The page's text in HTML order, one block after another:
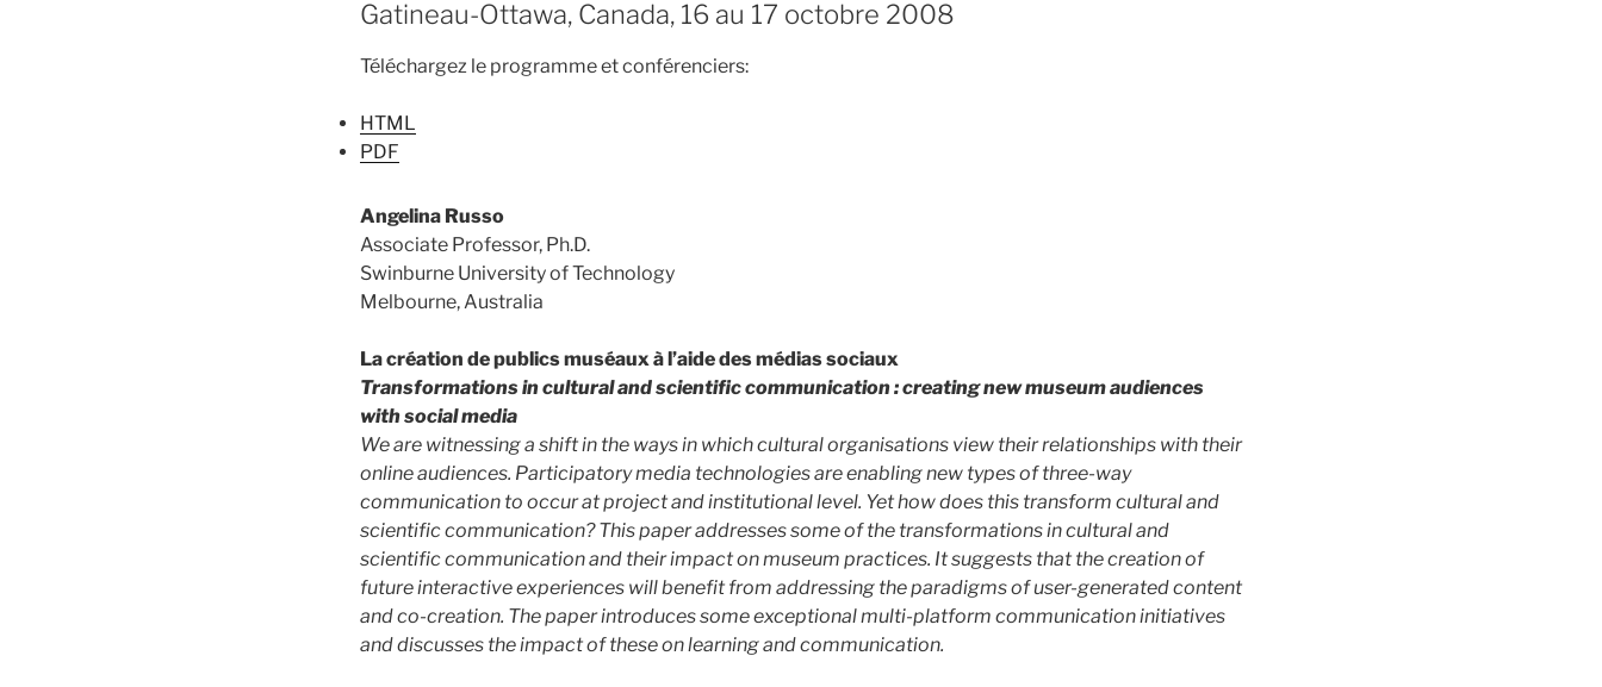
Gatineau-Ottawa, Canada, 16 au 17 octobre 2008
Téléchargez le programme et conférenciers:
HTML
PDF
Angelina Russo
Associate Professor, Ph.D.
Swinburne University of Technology
Melbourne, Australia
La création de publics muséaux à l’aide des médias sociaux
Transformations in cultural and scientific communication : creating new museum audiences
with social media
We are witnessing a shift in the ways in which cultural organisations view their relationships with their
online audiences. Participatory media technologies are enabling new types of three-way
communication to occur at project and institutional level. Yet how does this transform cultural and
scientific communication? This paper addresses some of the transformations in cultural and
scientific communication and their impact on museum practices. It suggests that the creation of
future interactive experiences will benefit from addressing the paradigms of user-generated content
and co-creation. The paper introduces some exceptional multi-platform communication initiatives
and discusses the impact of these on learning and communication.